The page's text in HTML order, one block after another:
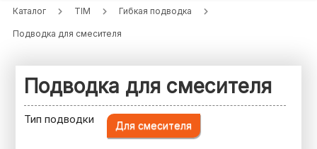
Каталог TIM Гибкая подводка
Подводка для смесителя
Подводка для смесителя
Тип подводки Для смесителя